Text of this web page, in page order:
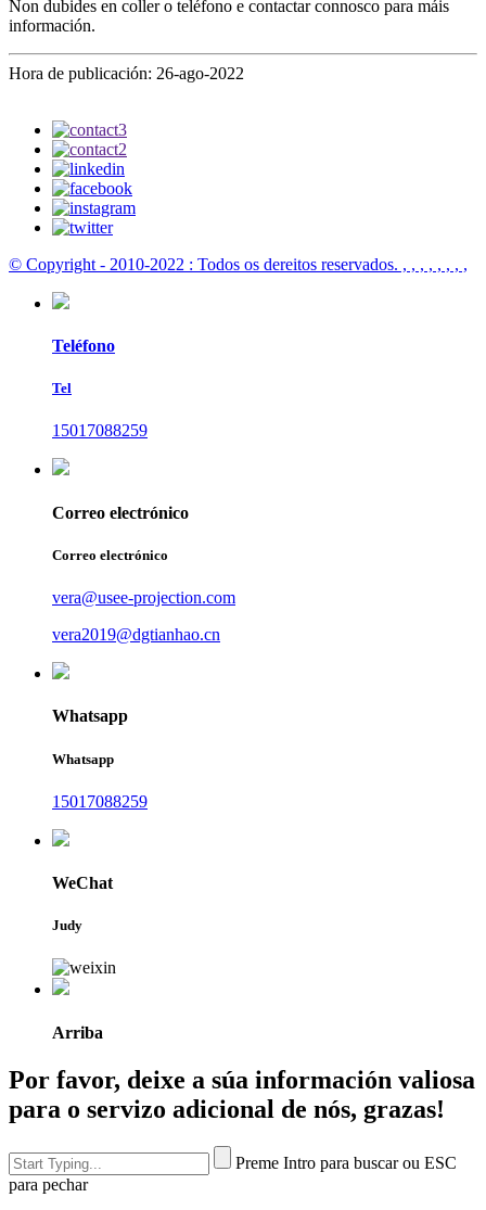
Non dubides en coller o teléfono e contactar connosco para máis
información.
Hora de publicación: 26-ago-2022
© Copyright - 2010-2022 : Todos os dereitos reservados. , , , , , , , ,
Teléfono
Tel
15017088259
Correo electrónico
Correo electrónico
vera@usee-projection.com
vera2019@dgtianhao.cn
Whatsapp
Whatsapp
15017088259
WeChat
Judy
Arriba
Por favor, deixe a súa información valiosa
para o servizo adicional de nós, grazas!
Preme Intro para buscar ou ESC
para pechar